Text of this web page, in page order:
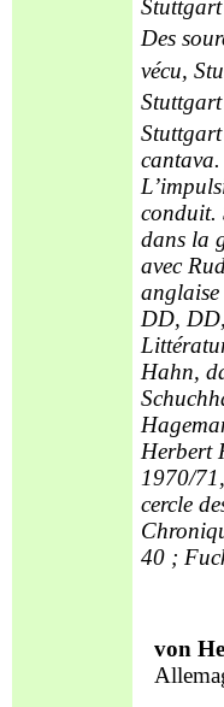
Des
vécu,
conduit.
dans la
avec
DD,
Hahn,
Herbert
1970/
cercle
40 ;
von